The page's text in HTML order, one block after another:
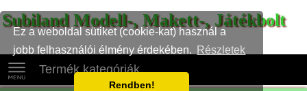
Ez a weboldal sütiket (cookie-kat) használ a
jobb felhasználói élmény érdekében.
Részletek
Rendben!
Subiland Modell-, Makett-, Játékbolt
Termék kategóriák